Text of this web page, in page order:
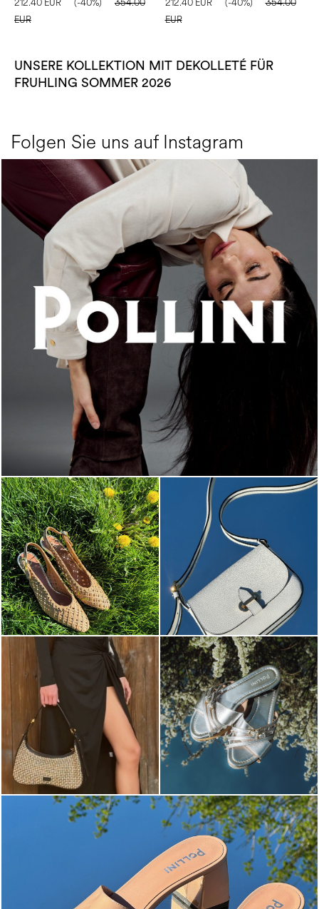
EUR
EUR
UNSERE KOLLEKTION MIT DEKOLLETÉ FÜR
FRUHLING SOMMER 2026
Folgen Sie uns auf Instagram
An ode to the house’s vibrant Italian roots, the new...